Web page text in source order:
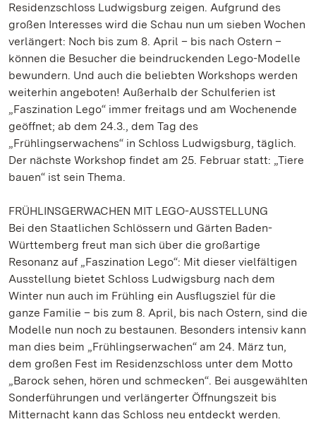
Residenzschloss Ludwigsburg zeigen. Aufgrund des
großen Interesses wird die Schau nun um sieben Wochen
verlängert: Noch bis zum 8. April – bis nach Ostern –
können die Besucher die beindruckenden Lego-Modelle
bewundern. Und auch die beliebten Workshops werden
weiterhin angeboten! Außerhalb der Schulferien ist
„Faszination Lego“ immer freitags und am Wochenende
geöffnet; ab dem 24.3., dem Tag des
„Frühlingserwachens“ in Schloss Ludwigsburg, täglich.
Der nächste Workshop findet am 25. Februar statt: „Tiere
bauen“ ist sein Thema.
FRÜHLINSGERWACHEN MIT LEGO-AUSSTELLUNG
Bei den Staatlichen Schlössern und Gärten Baden-
Württemberg freut man sich über die großartige
Resonanz auf „Faszination Lego“: Mit dieser vielfältigen
Ausstellung bietet Schloss Ludwigsburg nach dem
Winter nun auch im Frühling ein Ausflugsziel für die
ganze Familie – bis zum 8. April, bis nach Ostern, sind die
Modelle nun noch zu bestaunen. Besonders intensiv kann
man dies beim „Frühlingserwachen“ am 24. März tun,
dem großen Fest im Residenzschloss unter dem Motto
„Barock sehen, hören und schmecken“. Bei ausgewählten
Sonderführungen und verlängerter Öffnungszeit bis
Mitternacht kann das Schloss neu entdeckt werden.